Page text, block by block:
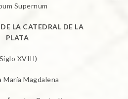
Supernum
LA CATEDRAL DE LA
PLATA
XVIII)
María Magdalena